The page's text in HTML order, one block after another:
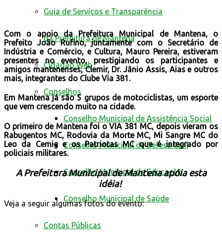
Guia de Serviços e Transparência
da Prefeitura de Mantena
Cidadão Web
Conselhos
Conselho Municipal de Assistência Social
Conselho Municipal de Defesa Civil
Conselho Municipal de Educação
Conselho Municipal de Saúde
Contas Públicas
Com o apoio da Prefeitura Municipal de Mantena, o
Prefeito João Rufino, juntamente com o Secretário de
Indústria e Comércio, e Cultura, Mauro Pereira, estiveram
presentes no evento, prestigiando os participantes e
amigos mantenenses, Clemir, Dr. Jânio Assis, Aias e outros
mais, integrantes do Clube Via 381.
Em Mantena já são 5 grupos de motociclistas, um esporte
que vem crescendo muito na cidade.
O primeiro de Mantena foi o VIA 381 MC, depois vieram os
Rabugentos MC, Rodovia da Morte MC, Mi Sangre MC do
Leo da Cemig e os Patriotas MC que é integrado por
policiais militares.
A Prefeitura Municipal de Mantena apóia esta
idéia!
Veja a seguir algumas fotos do evento: